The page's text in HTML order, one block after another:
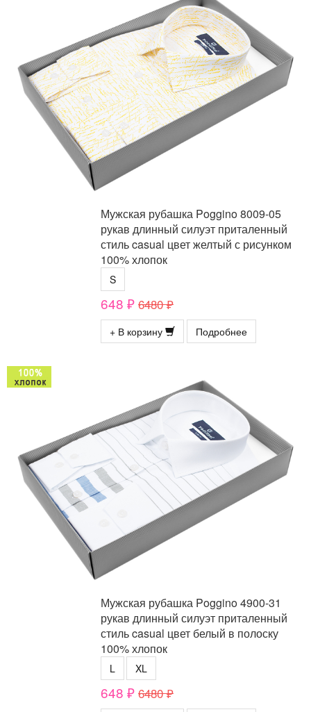
Мужская рубашка Poggino 8009-05
рукав длинный силуэт приталенный
стиль casual цвет желтый с рисунком
100% хлопок
S
648 ₽ 6480 ₽
+ В корзину Подробнее
Мужская рубашка Poggino 4900-31
рукав длинный силуэт приталенный
стиль casual цвет белый в полоску
100% хлопок
L XL
648 ₽ 6480 ₽